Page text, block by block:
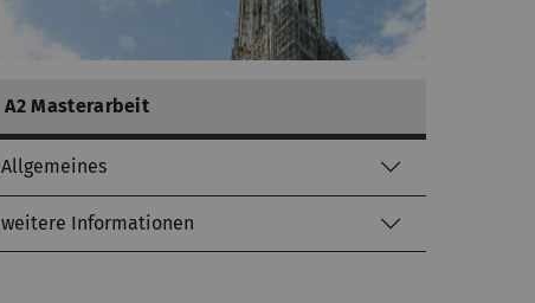
A2 Masterarbeit
Allgemeines
weitere Informationen